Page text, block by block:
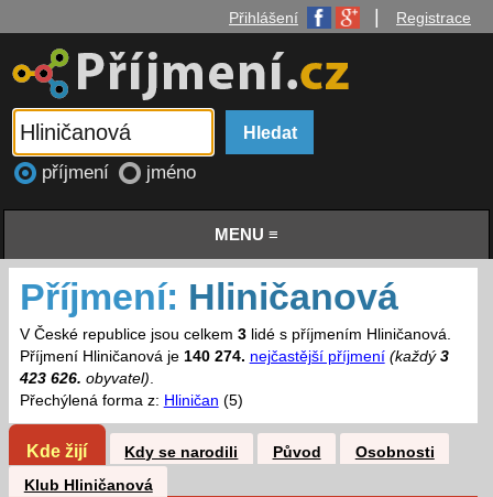
Přihlášení Registrace
příjmení jméno
MENU ≡
Příjmení: Hliničanová
V České republice jsou celkem 3lidé s příjmením Hliničanová.
Příjmení Hliničanová je 140 274. nejčastější příjmení (každý 3
423 626. obyvatel).
Přechýlená forma z: Hliničan (5)
Kde žijí Kdy se narodili Původ
Osobnosti
Klub Hliničanová